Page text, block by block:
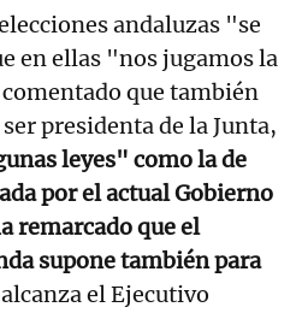
andaluzas "se
en ellas "nos jugamos la
que también
presidenta de la Junta,
leyes" como la de
por el actual Gobierno
remarcado que el
supone también para
el Ejecutivo